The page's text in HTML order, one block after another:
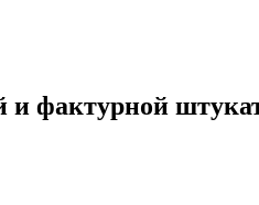
и фактурной